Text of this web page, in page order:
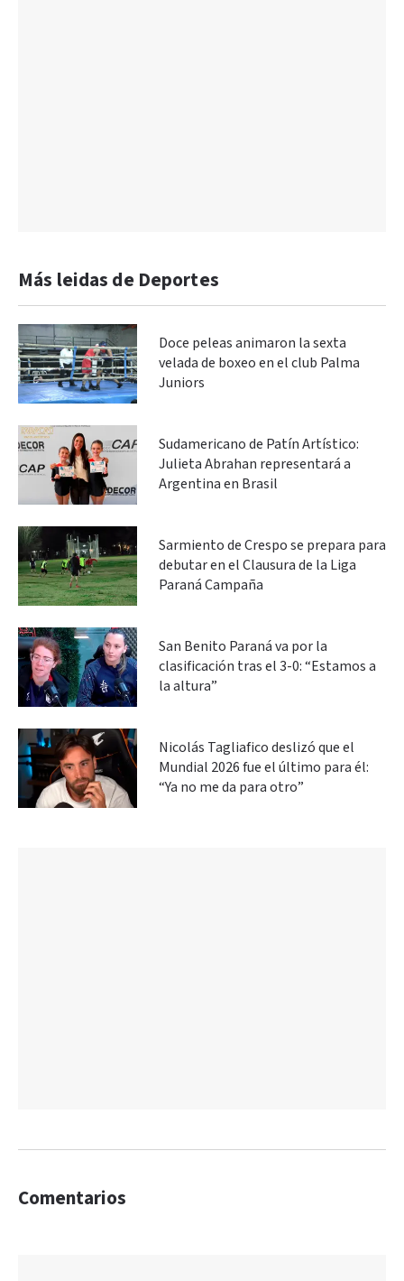
Más leidas de Deportes
Doce peleas animaron la sexta
velada de boxeo en el club Palma
Juniors
Sudamericano de Patín Artístico:
Julieta Abrahan representará a
Argentina en Brasil
Sarmiento de Crespo se prepara para
debutar en el Clausura de la Liga
Paraná Campaña
San Benito Paraná va por la
clasificación tras el 3-0: “Estamos a
la altura”
Nicolás Tagliafico deslizó que el
Mundial 2026 fue el último para él:
“Ya no me da para otro”
Comentarios